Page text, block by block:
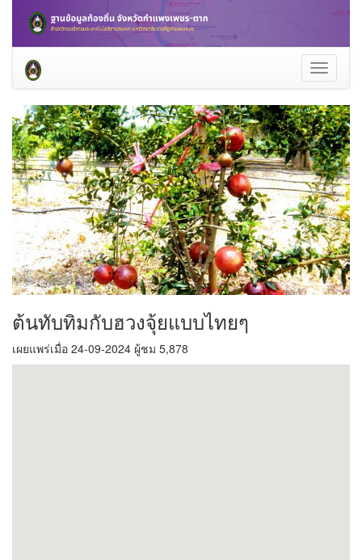
Toggle
ต้นทับทิมกับฮวงจุ้ยแบบไทยๆ
เผยแพร่เมื่อ 24-09-2024 ผู้ชม 5,878